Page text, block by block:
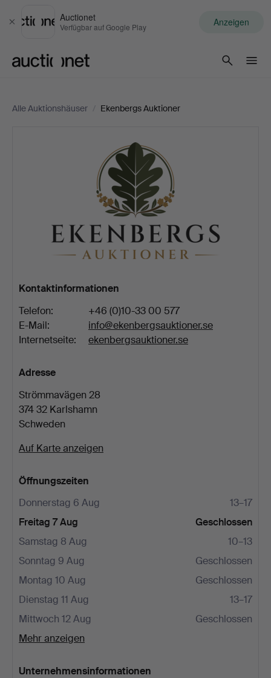
Schließen
Auctionet
Verfügbar auf Google Play Anzeigen
Alle Auktionshäuser / Ekenbergs Auktioner
Auktioner
Kontaktinformationen
Telefon:
+46 (0)10-33 00 577
E-Mail:
info@ekenbergsauktioner.se
Internetseite:
ekenbergsauktioner.se
Adresse
Strömmavägen 28
374 32 Karlshamn
Schweden
Auf Karte anzeigen
Öffnungszeiten
Donnerstag 6 Aug
13–17
Freitag 7 Aug
Geschlossen
Samstag 8 Aug
10–13
Sonntag 9 Aug
Geschlossen
Montag 10 Aug
Geschlossen
Dienstag 11 Aug
13–17
Mittwoch 12 Aug
Geschlossen
Mehr anzeigen
Unternehmensinformationen